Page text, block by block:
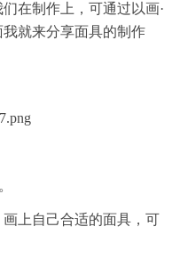
在制作上，可通过以画·
就来分享面具的制作
上自己合适的面具，可